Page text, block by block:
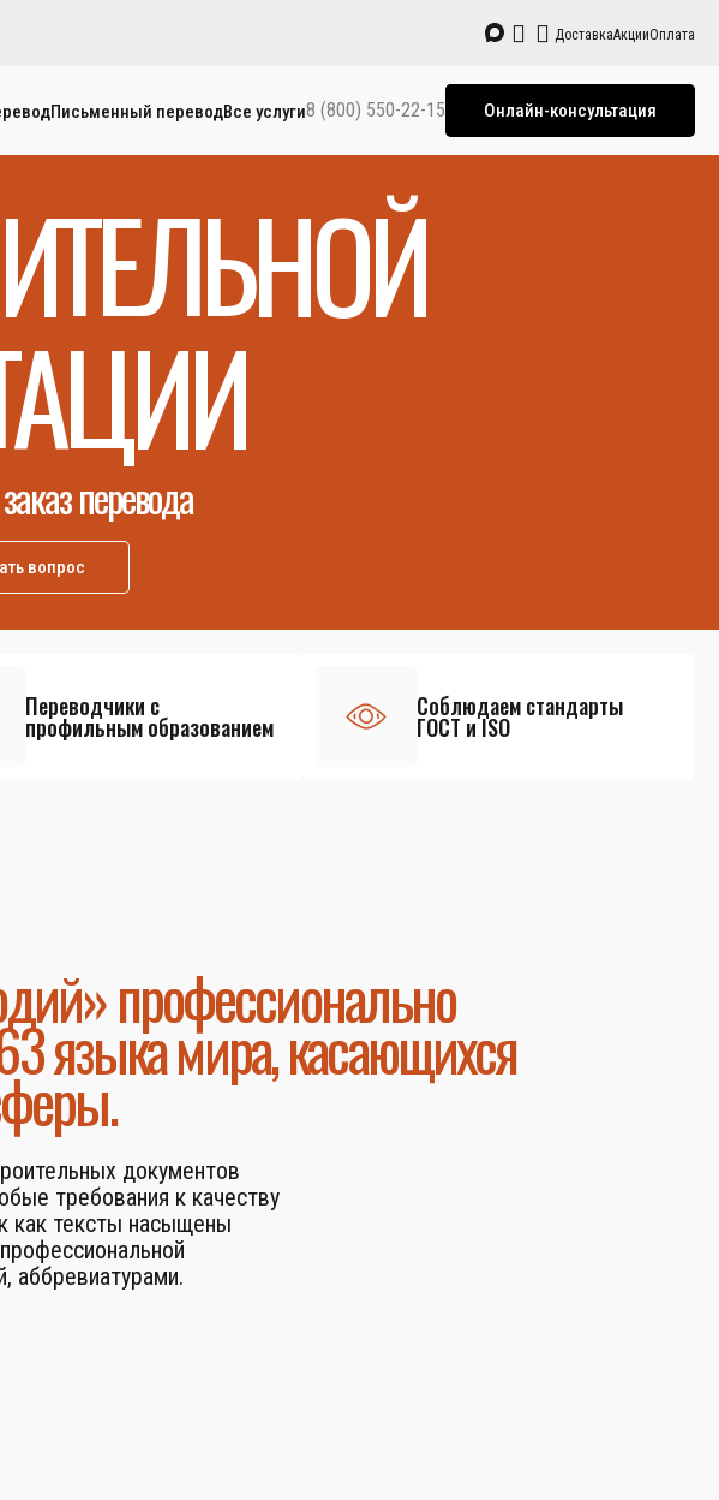
ДоставкаАкцииОплата
Письменный переводВсе услуги8 (800) 550-22-15 Онлайн-консультация
перевода
вопрос
Переводчики с
профильным образованием
Соблюдаем стандарты
ГОСТ и ISO
профессионально
языка мира, касающихся
документов
требования к качеству
как тексты насыщены
аббревиатурами.